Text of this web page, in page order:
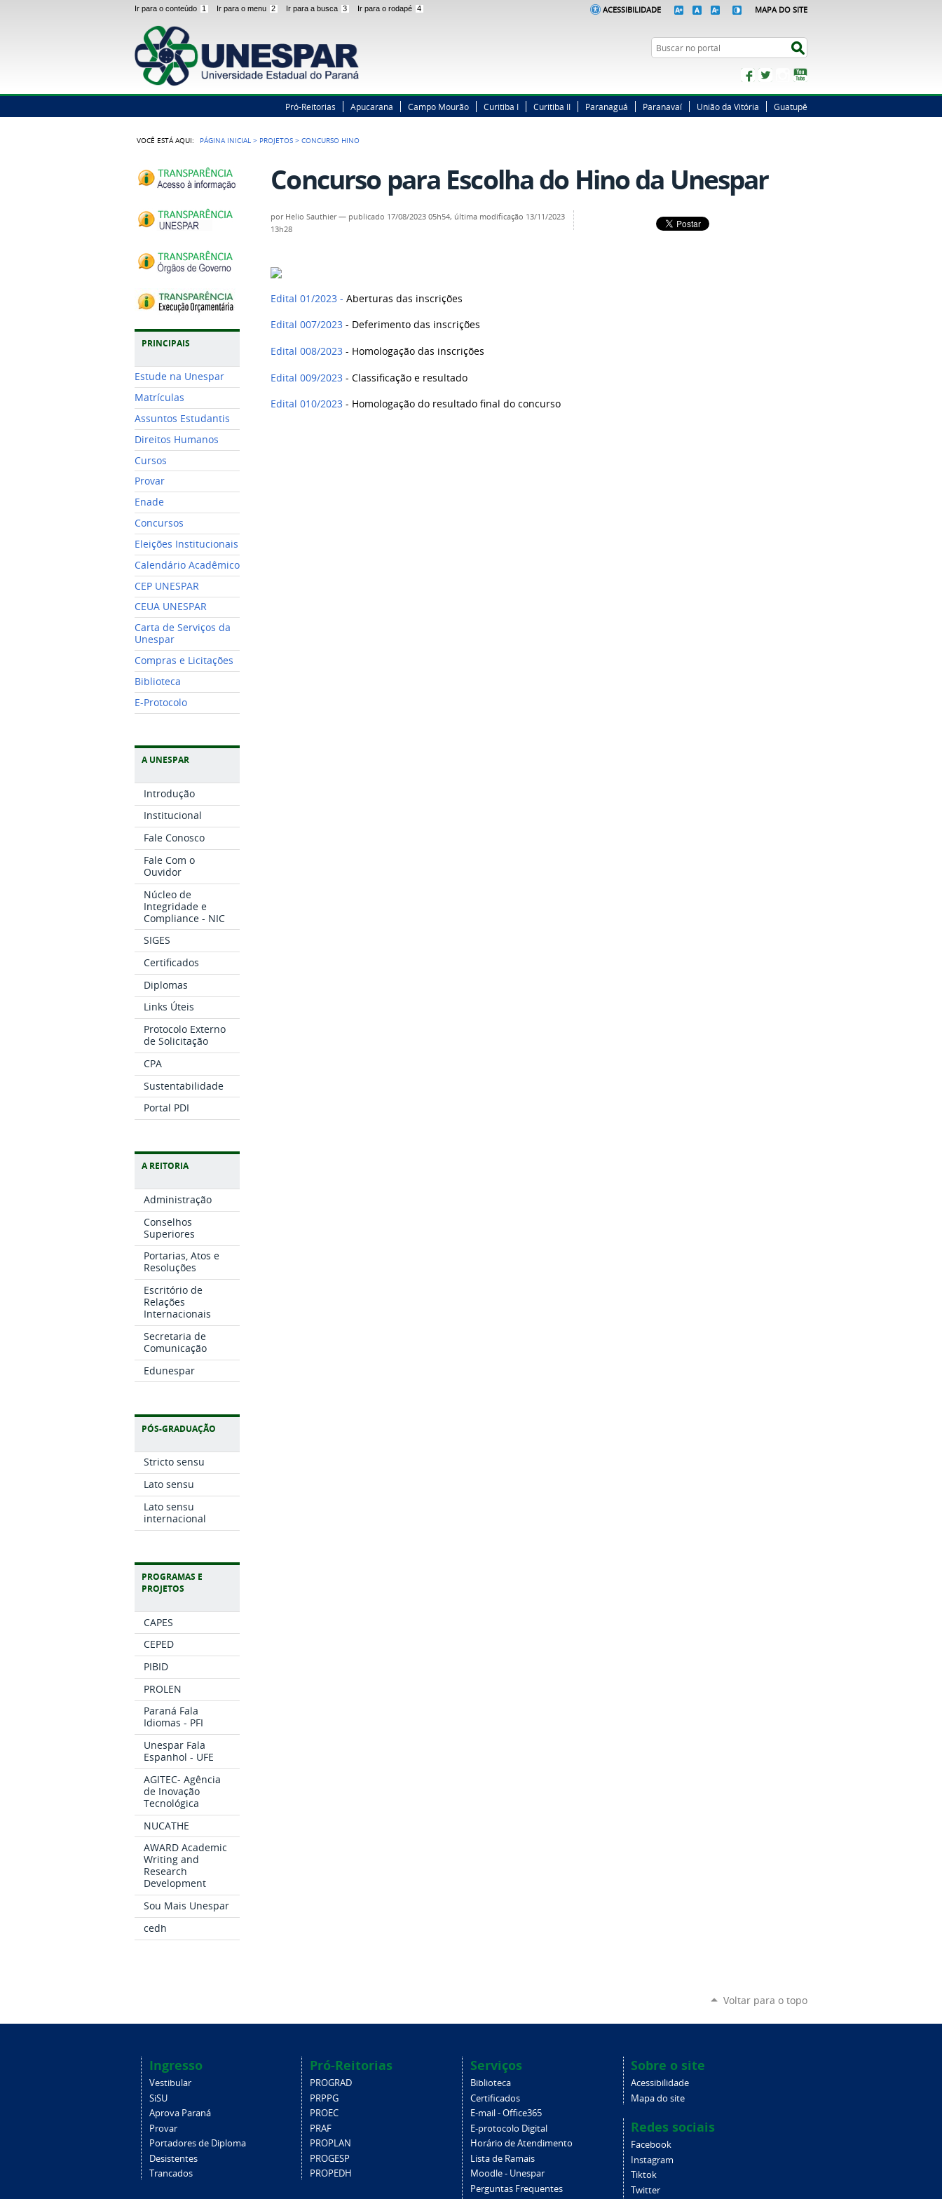
Ir para o conteúdo 1 Ir para o menu 2 Ir para a busca 3 Ir para o rodapé 4 ACESSIBILIDADE MAPA DO SITE
Busca
FacebookTwitterInstagram
Pró-Reitorias Apucarana Campo Mourão Curitiba I Curitiba II Paranaguá Paranavaí União da Vitória Guatupê
VOCÊ ESTÁ AQUI: PÁGINA INICIAL > PROJETOS >CONCURSO HINO
PRINCIPAIS
Estude na Unespar
Matrículas
Assuntos Estudantis
Direitos Humanos
Cursos
Provar
Enade
Concursos
Eleições Institucionais
Calendário Acadêmico
CEP UNESPAR
CEUA UNESPAR
Carta de Serviços da
Unespar
Compras e Licitações
Biblioteca
E-Protocolo
A UNESPAR
Introdução
Institucional
Fale Conosco
Fale Com o
Ouvidor
Núcleo de
Integridade e
Compliance - NIC
SIGES
Certificados
Diplomas
Links Úteis
Protocolo Externo
de Solicitação
CPA
Sustentabilidade
Portal PDI
A REITORIA
Administração
Conselhos
Superiores
Portarias, Atos e
Resoluções
Escritório de
Relações
Internacionais
Secretaria de
Comunicação
Edunespar
PÓS-GRADUAÇÃO
Stricto sensu
Lato sensu
Lato sensu
internacional
PROGRAMAS E
PROJETOS
CAPES
CEPED
PIBID
PROLEN
Paraná Fala
Idiomas - PFI
Unespar Fala
Espanhol - UFE
AGITEC- Agência
de Inovação
Tecnológica
NUCATHE
AWARD Academic
Writing and
Research
Development
Sou Mais Unespar
cedh
Concurso para Escolha do Hino da Unespar
por Helio Sauthier— publicado 17/08/2023 05h54, última modificação 13/11/2023
13h28
Edital 01/2023 - Aberturas das inscrições
Edital 007/2023 - Deferimento das inscrições
Edital 008/2023 - Homologação das inscrições
Edital 009/2023 - Classificação e resultado
Edital 010/2023 - Homologação do resultado final do concurso
Voltar para o topo
Ingresso
Vestibular
SiSU
Aprova Paraná
Provar
Portadores de Diploma
Desistentes
Trancados
Pró-Reitorias
PROGRAD
PRPPG
PROEC
PRAF
PROPLAN
PROGESP
PROPEDH
Serviços
Biblioteca
Certificados
E-mail - Office365
E-protocolo Digital
Horário de Atendimento
Lista de Ramais
Moodle - Unespar
Perguntas Frequentes
Sobre o site
Acessibilidade
Mapa do site
Redes sociais
Facebook
Instagram
Tiktok
Twitter